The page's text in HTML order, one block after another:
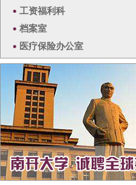
• 工资福利科
• 档案室
• 医疗保险办公室